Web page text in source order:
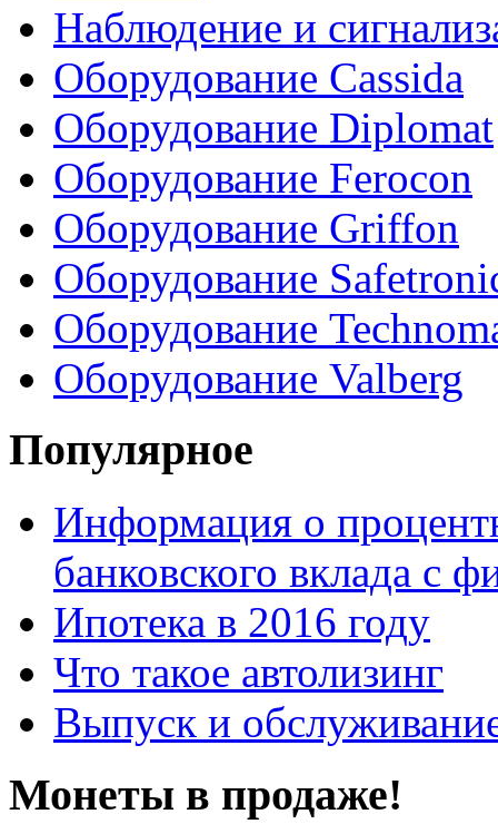
Наблюдение и
Оборудование Cassida
Оборудование Diplomat
Оборудование Ferocon
Оборудование Griffon
Оборудование
Оборудование
Оборудование Valberg
Популярное
Информация о
банковского вклада с
Ипотека в 2016 году
Что такое автолизинг
Выпуск и
Монеты в продаже!